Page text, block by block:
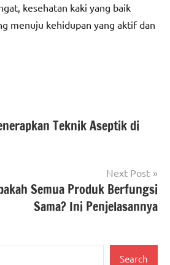
kesehatan kaki yang baik
menuju kehidupan yang aktif dan
Teknik Aseptik di
Next Post
Semua Produk Berfungsi
Sama? Ini Penjelasannya
Search